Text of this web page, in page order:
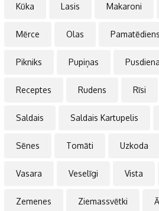
Kūka Lasis Makaroni
Mērce Olas Pamatēdiens
Pikniks Pupiņas
Receptes Rudens Rīsi
Saldais Saldais Kartupelis
Sēnes Tomāti Uzkoda
Vasara Veselīgi Vista
Zemenes Ziemassvētki